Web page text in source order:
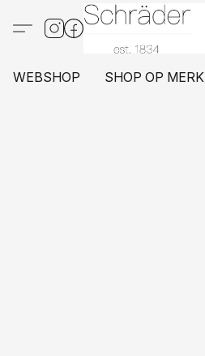
WEBSHOP SHOP OP MERK